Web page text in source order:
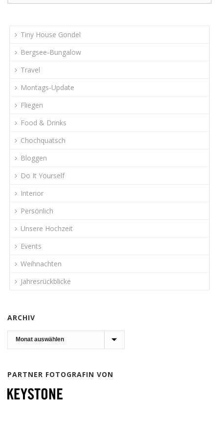
Tiny House Gondel
Bergsee-Bungalow
Travel
Montags-Update
Fliegen
Food & Drinks
Chochquatsch
Bloggen
Do It Yourself
Interior
Persönlich
Unsere Hochzeit
Events
Weihnachten
Jahresrückblicke
ARCHIV
Archiv
PARTNER FOTOGRAFIN VON